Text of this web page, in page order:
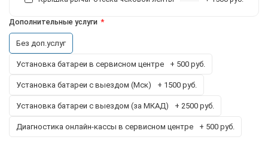
Дополнительные услуги
Без доп.услуг
Установка батареи в сервисном центре + 500 руб.
Установка батареи с выездом (Мск) + 1500 руб.
Установка батареи с выездом (за МКАД) + 2500 руб.
Диагностика онлайн-кассы в сервисном центре + 500 руб.